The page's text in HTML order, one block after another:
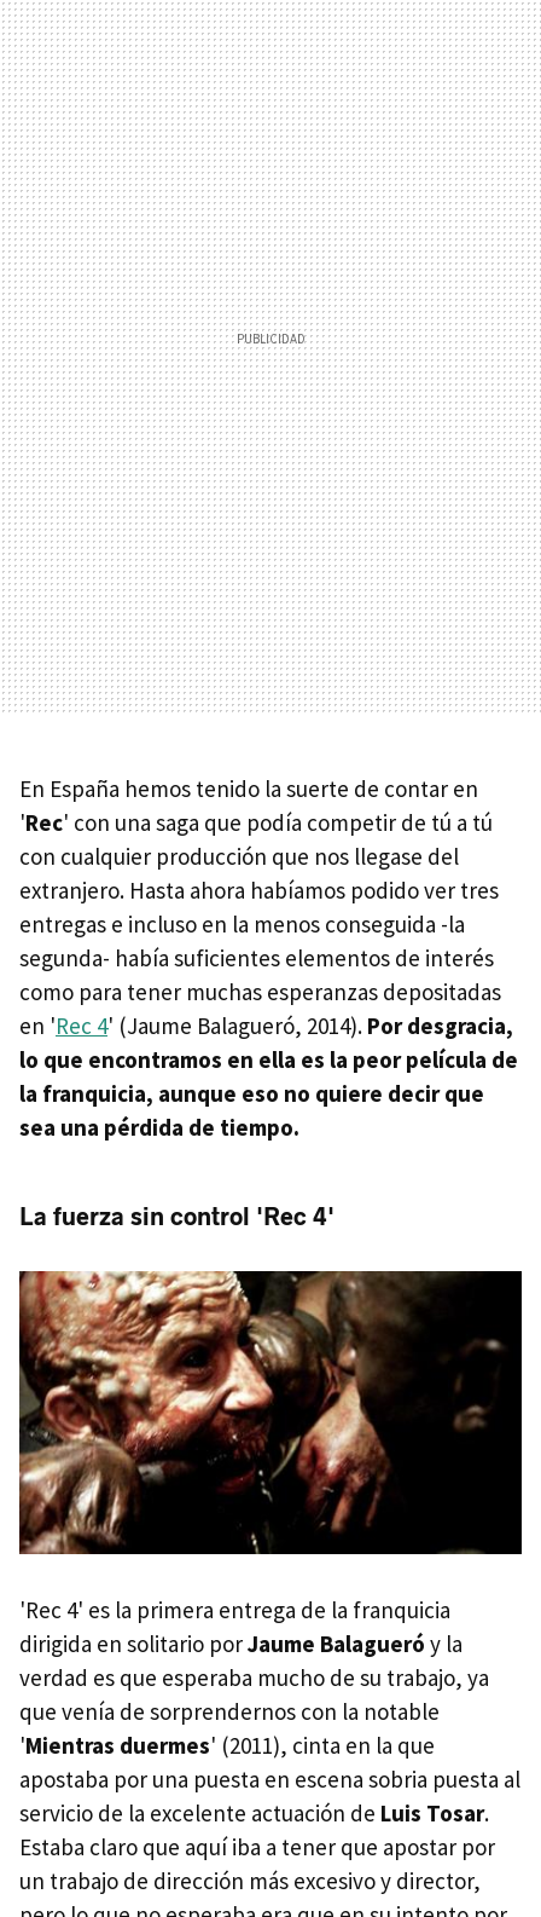
En España hemos tenido la suerte de contar en
'Rec' con una saga que podía competir de tú a tú
con cualquier producción que nos llegase del
extranjero. Hasta ahora habíamos podido ver tres
entregas e incluso en la menos conseguida -la
segunda- había suficientes elementos de interés
como para tener muchas esperanzas depositadas
en 'Rec 4' (Jaume Balagueró, 2014). Por desgracia,
lo que encontramos en ella es la peor película de
la franquicia, aunque eso no quiere decir que
sea una pérdida de tiempo.
La fuerza sin control 'Rec 4'
'Rec 4' es la primera entrega de la franquicia
dirigida en solitario porJaume Balagueró y la
verdad es que esperaba mucho de su trabajo, ya
que venía de sorprendernos con la notable
'Mientras duermes' (2011), cinta en la que
apostaba por una puesta en escena sobria puesta al
servicio de la excelente actuación de Luis Tosar.
Estaba claro que aquí iba a tener que apostar por
un trabajo de dirección más excesivo y director,